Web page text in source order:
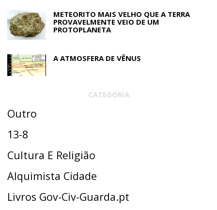
METEORITO MAIS VELHO QUE A TERRA
PROVAVELMENTE VEIO DE UM
PROTOPLANETA
A ATMOSFERA DE VÊNUS
CATEGORIA
Outro
13-8
Cultura E Religião
Alquimista Cidade
Livros Gov-Civ-Guarda.pt